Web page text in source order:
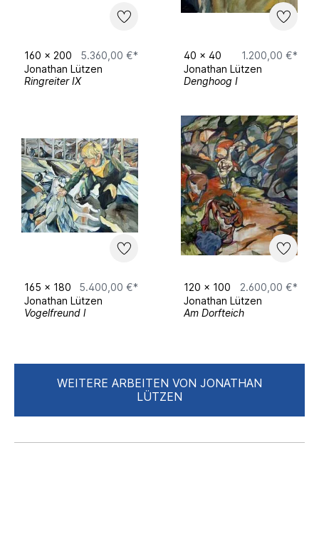
160 x 200
5.360,00 €*
Jonathan Lützen
Ringreiter IX
40 x 40
1.200,00 €*
Jonathan Lützen
Denghoog I
165 x 180
5.400,00 €*
Jonathan Lützen
Vogelfreund l
120 x 100
2.600,00 €*
Jonathan Lützen
Am Dorfteich
WEITERE ARBEITEN VON JONATHAN
LÜTZEN